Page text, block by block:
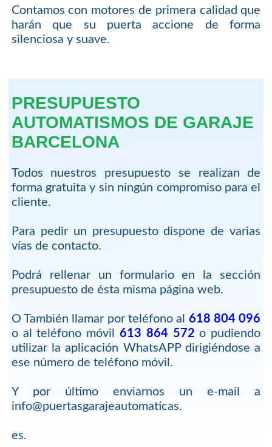
Contamos con motores de primera calidad que
harán que su puerta accione de forma
silenciosa y suave.
PRESUPUESTO
AUTOMATISMOS DE GARAJE
BARCELONA
Todos nuestros presupuesto se realizan de
forma gratuita y sin ningún compromiso para el
cliente.
Para pedir un presupuesto dispone de varias
vías de contacto.
Podrá rellenar un formulario en la sección
presupuesto de ésta misma página web.
O También llamar por teléfono al 618 804 096
o al teléfono móvil 613 864 572 o pudiendo
utilizar la aplicación WhatsAPP dirigiéndose a
ese número de teléfono móvil.
Y por último enviarnos un e-mail a
info@puertasgarajeautomaticas.
es.